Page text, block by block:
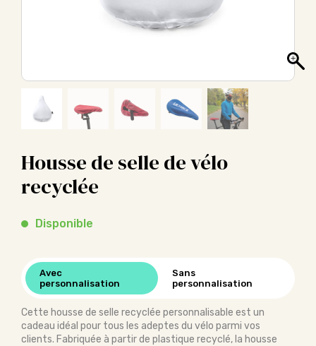
Housse de selle de vélo
recyclée
Disponible
Avec
personnalisation
Sans
personnalisation
Cette housse de selle recyclée personnalisable est un
cadeau idéal pour tous les adeptes du vélo parmi vos
clients. Fabriquée à partir de plastique recyclé, la housse